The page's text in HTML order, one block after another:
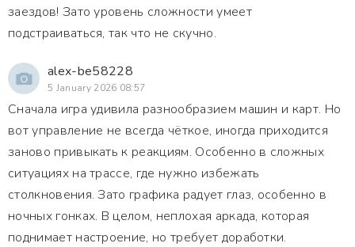
заездов! Зато уровень сложности умеет
подстраиваться, так что не скучно.
alex-be58228
5 January 2026 08:57
Сначала игра удивила разнообразием машин и карт. Но
вот управление не всегда чёткое, иногда приходится
заново привыкать к реакциям. Особенно в сложных
ситуациях на трассе, где нужно избежать
столкновения. Зато графика радует глаз, особенно в
ночных гонках. В целом, неплохая аркада, которая
поднимает настроение, но требует доработки.